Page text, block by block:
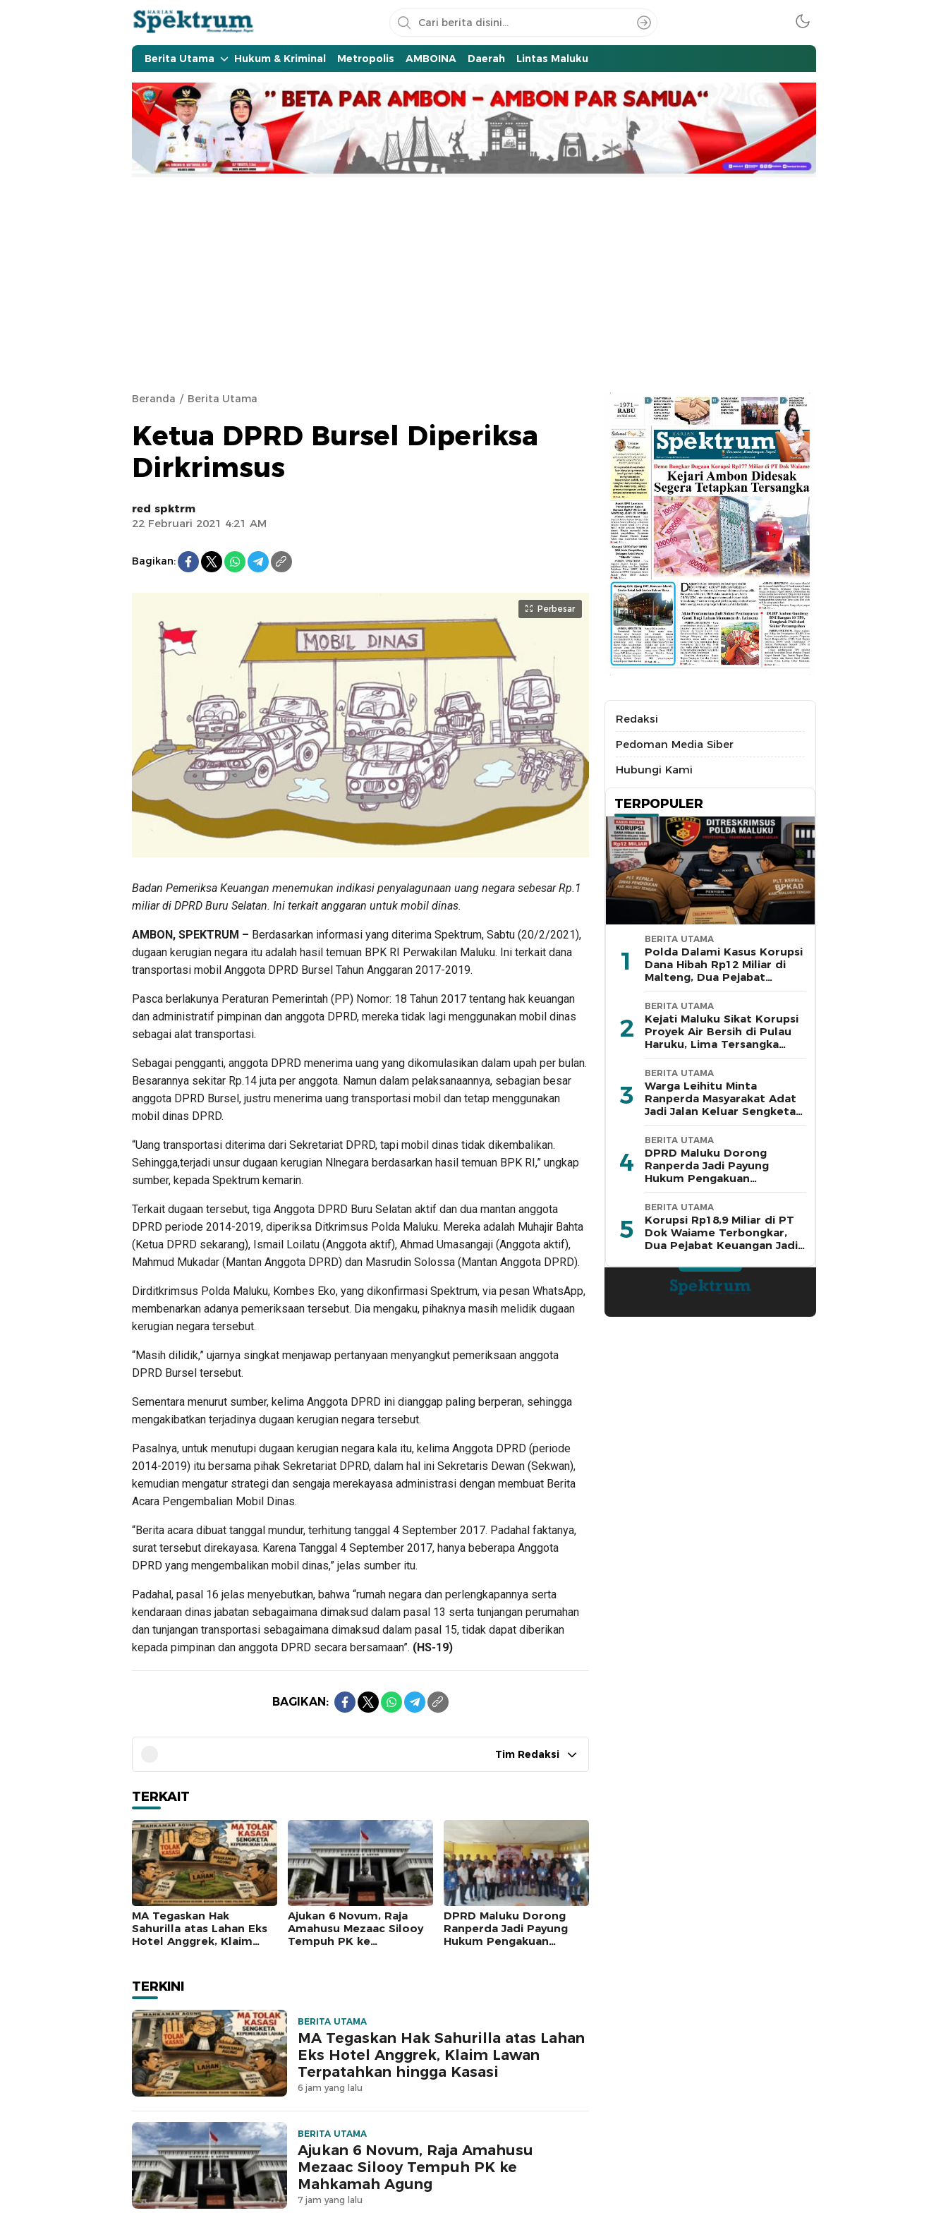
spektrumonline.com
Berita Utama Hukum & Kriminal Metropolis AMBOINA Daerah Lintas Maluku
Beranda Berita Utama
Ketua DPRD Bursel Diperiksa
Dirkrimsus
red spktrm
22 Februari 2021 4:21 AM
Bagikan:
Perbesar
Badan Pemeriksa Keuangan menemukan indikasi penyalagunaan uang negara sebesar Rp.1
miliar di DPRD Buru Selatan. Ini terkait anggaran untuk mobil dinas.
AMBON, SPEKTRUM – Berdasarkan informasi yang diterima Spektrum, Sabtu (20/2/2021),
dugaan kerugian negara itu adalah hasil temuan BPK RI Perwakilan Maluku. Ini terkait dana
transportasi mobil Anggota DPRD Bursel Tahun Anggaran 2017-2019.
Pasca berlakunya Peraturan Pemerintah (PP) Nomor: 18 Tahun 2017 tentang hak keuangan
dan administratif pimpinan dan anggota DPRD, mereka tidak lagi menggunakan mobil dinas
sebagai alat transportasi.
Sebagai pengganti, anggota DPRD menerima uang yang dikomulasikan dalam upah per bulan.
Besarannya sekitar Rp.14 juta per anggota. Namun dalam pelaksanaannya, sebagian besar
anggota DPRD Bursel, justru menerima uang transportasi mobil dan tetap menggunakan
mobil dinas DPRD.
“Uang transportasi diterima dari Sekretariat DPRD, tapi mobil dinas tidak dikembalikan.
Sehingga,terjadi unsur dugaan kerugian Nlnegara berdasarkan hasil temuan BPK RI,” ungkap
sumber, kepada Spektrum kemarin.
Terkait dugaan tersebut, tiga Anggota DPRD Buru Selatan aktif dan dua mantan anggota
DPRD periode 2014-2019, diperiksa Ditkrimsus Polda Maluku. Mereka adalah Muhajir Bahta
(Ketua DPRD sekarang), Ismail Loilatu (Anggota aktif), Ahmad Umasangaji (Anggota aktif),
Mahmud Mukadar (Mantan Anggota DPRD) dan Masrudin Solossa (Mantan Anggota DPRD).
Dirditkrimsus Polda Maluku, Kombes Eko, yang dikonfirmasi Spektrum, via pesan WhatsApp,
membenarkan adanya pemeriksaan tersebut. Dia mengaku, pihaknya masih melidik dugaan
kerugian negara tersebut.
“Masih dilidik,” ujarnya singkat menjawap pertanyaan menyangkut pemeriksaan anggota
DPRD Bursel tersebut.
Sementara menurut sumber, kelima Anggota DPRD ini dianggap paling berperan, sehingga
mengakibatkan terjadinya dugaan kerugian negara tersebut.
Pasalnya, untuk menutupi dugaan kerugian negara kala itu, kelima Anggota DPRD (periode
2014-2019) itu bersama pihak Sekretariat DPRD, dalam hal ini Sekretaris Dewan (Sekwan),
kemudian mengatur strategi dan sengaja merekayasa administrasi dengan membuat Berita
Acara Pengembalian Mobil Dinas.
“Berita acara dibuat tanggal mundur, terhitung tanggal 4 September 2017. Padahal faktanya,
surat tersebut direkayasa. Karena Tanggal 4 September 2017, hanya beberapa Anggota
DPRD yang mengembalikan mobil dinas,” jelas sumber itu.
Padahal, pasal 16 jelas menyebutkan, bahwa “rumah negara dan perlengkapannya serta
kendaraan dinas jabatan sebagaimana dimaksud dalam pasal 13 serta tunjangan perumahan
dan tunjangan transportasi sebagaimana dimaksud dalam pasal 15, tidak dapat diberikan
kepada pimpinan dan anggota DPRD secara bersamaan”. (HS-19)
BAGIKAN:
Tim Redaksi
TERKAIT
MA Tegaskan Hak
Sahurilla atas Lahan Eks
Hotel Anggrek, Klaim
Ajukan 6 Novum, Raja
Amahusu Mezaac Silooy
Tempuh PK ke
DPRD Maluku Dorong
Ranperda Jadi Payung
Hukum Pengakuan
TERKINI
BERITA UTAMA
MA Tegaskan Hak Sahurilla atas Lahan
Eks Hotel Anggrek, Klaim Lawan
Terpatahkan hingga Kasasi
6 jam yang lalu
BERITA UTAMA
Ajukan 6 Novum, Raja Amahusu
Mezaac Silooy Tempuh PK ke
Mahkamah Agung
7 jam yang lalu
Redaksi
Pedoman Media Siber
Hubungi Kami
TERPOPULER
1
BERITA UTAMA
Polda Dalami Kasus Korupsi
Dana Hibah Rp12 Miliar di
Malteng, Dua Pejabat
Pemkab Diperiksa
2
BERITA UTAMA
Kejati Maluku Sikat Korupsi
Proyek Air Bersih di Pulau
Haruku, Lima Tersangka
Ditahan
3
BERITA UTAMA
Warga Leihitu Minta
Ranperda Masyarakat Adat
Jadi Jalan Keluar Sengketa
Enam Dusun Tanjung Sial
4
BERITA UTAMA
DPRD Maluku Dorong
Ranperda Jadi Payung
Hukum Pengakuan
Masyarakat Adat
5
BERITA UTAMA
Korupsi Rp18,9 Miliar di PT
Dok Waiame Terbongkar,
Dua Pejabat Keuangan Jadi